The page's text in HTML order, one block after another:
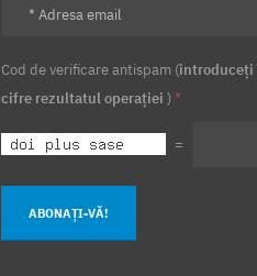
Cod de verificare antispam (introduceți
cifre rezultatul operației ) *
=
ABONAȚI-VĂ!